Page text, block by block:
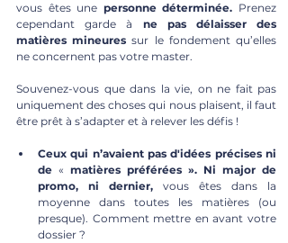
vous êtes une personne déterminée. Prenez
cependant garde à ne pas délaisser des
matières mineures sur le fondement qu’elles
ne concernent pas votre master.
Souvenez-vous que dans la vie, on ne fait pas
uniquement des choses qui nous plaisent, il faut
être prêt à s’adapter et à relever les défis !
Ceux qui n’avaient pas d'idées précises ni
de « matières préférées ». Ni major de
promo, ni dernier, vous êtes dans la
moyenne dans toutes les matières (ou
presque). Comment mettre en avant votre
dossier ?